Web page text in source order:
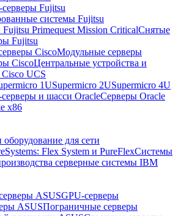
Fujitsu
системы Fujitsu
Primequest Mission CriticalСнятые
Fujitsu
CiscoМодульные серверы
CiscoЦентральные устройства и
UCS
1USupermicro 2USupermicro 4U
и шасси OracleСерверы Oracle
x86
для сети
Flex System и PureFlexСистемы
серверные системы IBM
ASUSGPU-серверы
ASUSПограничные серверы